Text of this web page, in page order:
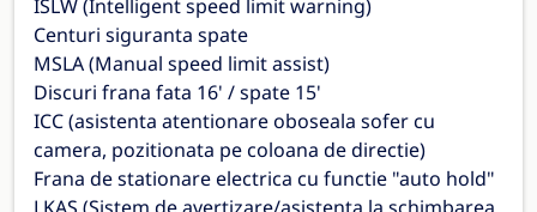
ISLW (Intelligent speed limit warning)
Centuri siguranta spate
MSLA (Manual speed limit assist)
Discuri frana fata 16' / spate 15'
ICC (asistenta atentionare oboseala sofer cu
camera, pozitionata pe coloana de directie)
Frana de stationare electrica cu functie "auto hold"